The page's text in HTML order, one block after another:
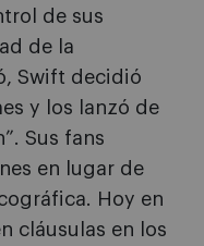
de sus
de la
Swift decidió
y los lanzó de
Sus fans
en lugar de
Hoy en
cláusulas en los